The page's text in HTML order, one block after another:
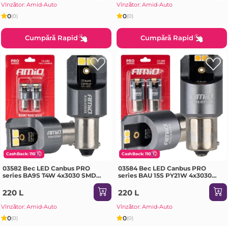
Vînzător: Amid-Auto
0(0)
Cumpără Rapid
Vînzător: Amid-Auto
0(0)
Cumpără Rapid
CashBack: 110
03582 Bec LED Canbus PRO
series BA9S T4W 4x3030 SMD
220 L
Vînzător: Amid-Auto
0(0)
CashBack: 110
03584 Bec LED Canbus PRO
series BAU 15S PY21W 4x3030
220 L
Vînzător: Amid-Auto
0(0)